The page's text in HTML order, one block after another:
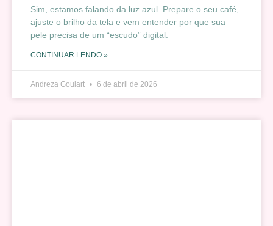
Sim, estamos falando da luz azul. Prepare o seu café,
ajuste o brilho da tela e vem entender por que sua
pele precisa de um “escudo” digital.
CONTINUAR LENDO »
Andreza Goulart 6 de abril de 2026